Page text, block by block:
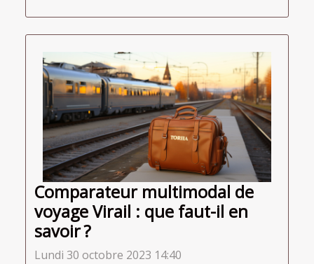
Comparateur multimodal de
voyage Virail : que faut-il en
savoir ?
Lundi 30 octobre 2023 14:40